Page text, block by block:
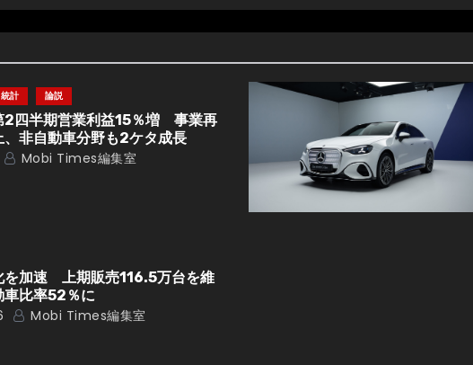
統計 論説
2四半期営業利益15％増 事業再
、非自動車分野も2ケタ成長
Mobi Times編集室
を加速 上期販売116.5万台を維
車比率52％に
Mobi Times編集室